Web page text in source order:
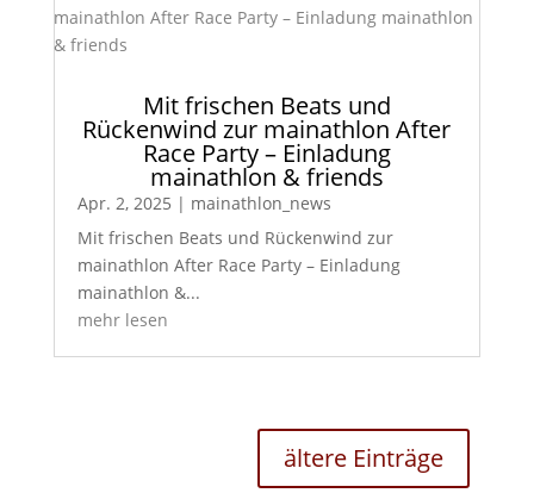
Mit frischen Beats und
Rückenwind zur mainathlon After
Race Party – Einladung
mainathlon & friends
Apr. 2, 2025 | mainathlon_news
Mit frischen Beats und Rückenwind zur
mainathlon After Race Party – Einladung
mainathlon &...
mehr lesen
ältere Einträge